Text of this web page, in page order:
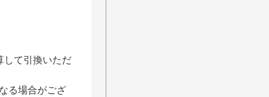
して引換いただ
る場合がござ